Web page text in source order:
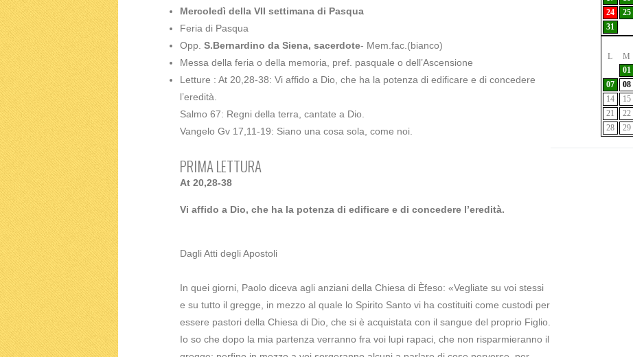
Mercoledì della VII settimana di Pasqua
Feria di Pasqua
Opp. S.Bernardino da Siena, sacerdote- Mem.fac.(bianco)
Messa della feria o della memoria, pref. pasquale o dell’Ascensione
Letture : At 20,28-38: Vi affido a Dio, che ha la potenza di edificare e di concedere
l’eredità.
Salmo 67: Regni della terra, cantate a Dio.
Vangelo Gv 17,11-19: Siano una cosa sola, come noi.
PRIMA LETTURA
At 20,28-38
Vi affido a Dio, che ha la potenza di edificare e di concedere l’eredità.
Dagli Atti degli Apostoli
In quei giorni, Paolo diceva agli anziani della Chiesa di Èfeso: «Vegliate su voi stessi
e su tutto il gregge, in mezzo al quale lo Spirito Santo vi ha costituiti come custodi per
essere pastori della Chiesa di Dio, che si è acquistata con il sangue del proprio Figlio.
Io so che dopo la mia partenza verranno fra voi lupi rapaci, che non risparmieranno il
24
25
31
L
M
01
07
08
14
15
21
22
28
29